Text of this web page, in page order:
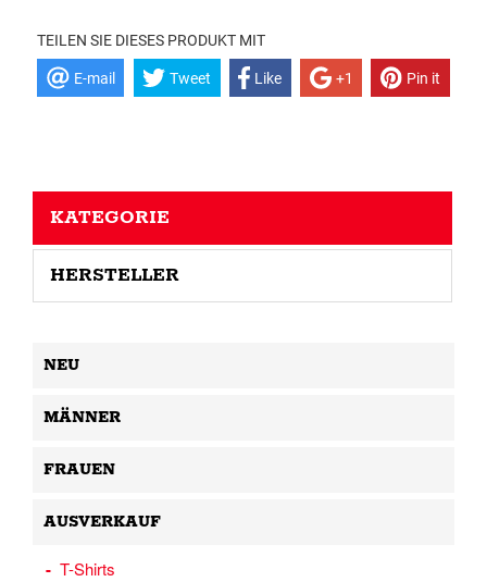
TEILEN SIE DIESES PRODUKT MIT
E-mail Tweet Like +1 Pin it
KATEGORIE
HERSTELLER
NEU
MÄNNER
FRAUEN
AUSVERKAUF
T-Shirts